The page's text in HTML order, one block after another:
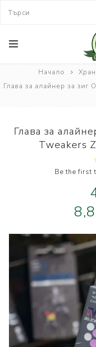
Начало
Глава за алайнер за зиг
Глава за
Tweakers
Be the first